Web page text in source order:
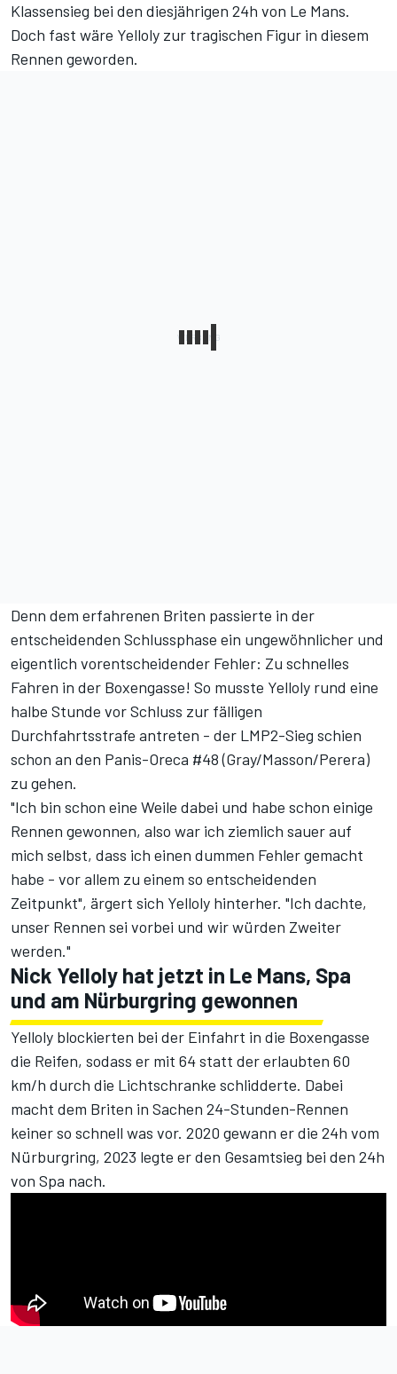
Klassensieg bei den diesjährigen 24h von Le Mans.
Doch fast wäre Yelloly zur tragischen Figur in diesem
Rennen geworden.
Denn dem erfahrenen Briten passierte in der
entscheidenden Schlussphase ein ungewöhnlicher und
eigentlich vorentscheidender Fehler: Zu schnelles
Fahren in der Boxengasse! So musste Yelloly rund eine
halbe Stunde vor Schluss zur fälligen
Durchfahrtsstrafe antreten - der LMP2-Sieg schien
schon an den Panis-Oreca #48 (Gray/Masson/Perera)
zu gehen.
"Ich bin schon eine Weile dabei und habe schon einige
Rennen gewonnen, also war ich ziemlich sauer auf
mich selbst, dass ich einen dummen Fehler gemacht
habe - vor allem zu einem so entscheidenden
Zeitpunkt", ärgert sich Yelloly hinterher. "Ich dachte,
unser Rennen sei vorbei und wir würden Zweiter
werden."
Nick Yelloly hat jetzt in Le Mans, Spa
und am Nürburgring gewonnen
Yelloly blockierten bei der Einfahrt in die Boxengasse
die Reifen, sodass er mit 64 statt der erlaubten 60
km/h durch die Lichtschranke schlidderte. Dabei
macht dem Briten in Sachen 24-Stunden-Rennen
keiner so schnell was vor. 2020 gewann er die 24h vom
Nürburgring, 2023 legte erden Gesamtsieg bei den 24h
von Spa nach.